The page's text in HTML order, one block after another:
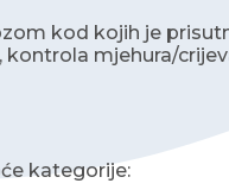
kod kojih je
mjehura/
kategorije: